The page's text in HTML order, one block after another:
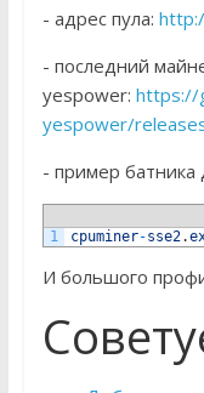
- адрес пула:
- последний
yespower: https://
yespower/
- пример батника
1 cpuminer-sse2.
И большого